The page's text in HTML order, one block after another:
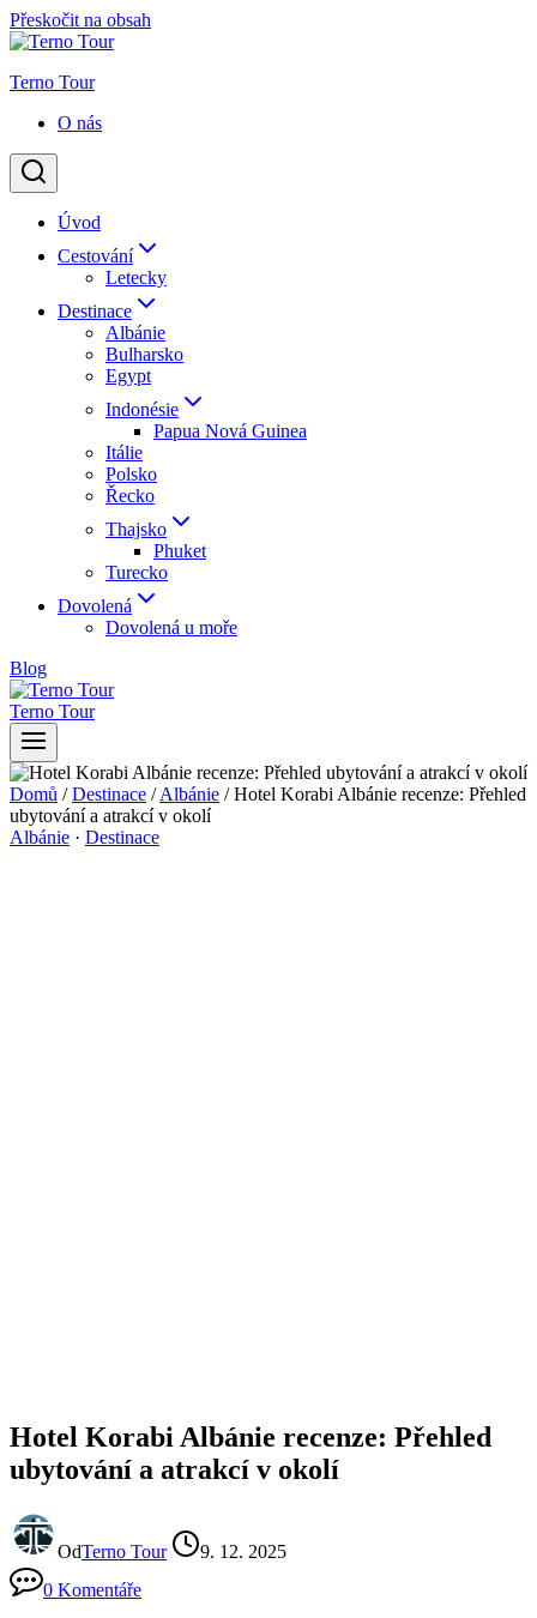
Přeskočit na obsah
Terno Tour
O nás
Úvod
Cestování
Letecky
Destinace
Albánie
Bulharsko
Egypt
Indonésie
Papua Nová Guinea
Itálie
Polsko
Řecko
Thajsko
Phuket
Turecko
Dovolená
Dovolená u moře
Blog
Terno Tour
Domů / Destinace / Albánie / Hotel Korabi Albánie recenze: Přehled
ubytování a atrakcí v okolí
Albánie · Destinace
Hotel Korabi Albánie recenze: Přehled
ubytování a atrakcí v okolí
OdTerno Tour
9. 12. 2025
0 Komentáře